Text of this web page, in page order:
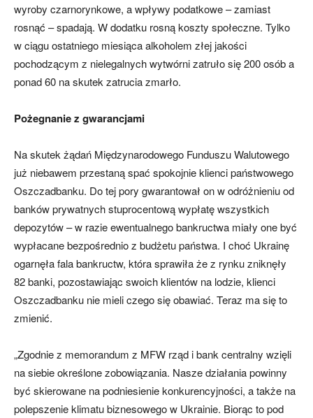
wyroby czarnorynkowe, a wpływy podatkowe – zamiast
rosnąć – spadają. W dodatku rosną koszty społeczne. Tylko
w ciągu ostatniego miesiąca alkoholem złej jakości
pochodzącym z nielegalnych wytwórni zatruło się 200 osób a
ponad 60 na skutek zatrucia zmarło.
Pożegnanie z gwarancjami
Na skutek żądań Międzynarodowego Funduszu Walutowego
już niebawem przestaną spać spokojnie klienci państwowego
Oszczadbanku. Do tej pory gwarantował on w odróżnieniu od
banków prywatnych stuprocentową wypłatę wszystkich
depozytów – w razie ewentualnego bankructwa miały one być
wypłacane bezpośrednio z budżetu państwa. I choć Ukrainę
ogarnęła fala bankructw, która sprawiła że z rynku zniknęły
82 banki, pozostawiając swoich klientów na lodzie, klienci
Oszczadbanku nie mieli czego się obawiać. Teraz ma się to
zmienić.
„Zgodnie z memorandum z MFW rząd i bank centralny wzięli
na siebie określone zobowiązania. Nasze działania powinny
być skierowane na podniesienie konkurencyjności, a także na
polepszenie klimatu biznesowego w Ukrainie. Biorąc to pod